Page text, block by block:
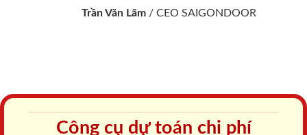
Trần Văn Lãm / CEO SAIGONDOOR
Công cụ dự toán chi phí